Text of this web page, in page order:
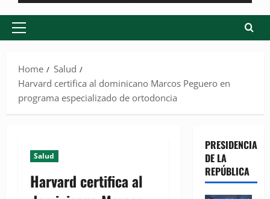
Primary
Home
Salud
Harvard certifica al dominicano Marcos Peguero en
programa especializado de ortodoncia
Salud
Harvard certifica al
PRESIDENCIA
DE LA
REPÚBLICA